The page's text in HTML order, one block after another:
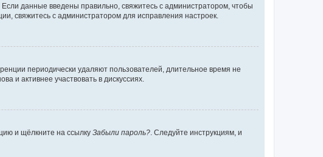
данные введены правильно, свяжитесь с администратором, чтобы
свяжитесь с администратором для исправления настроек.
периодически удаляют пользователей, длительное время не
и активнее участвовать в дискуссиях.
и щёлкните на ссылку Забыли пароль? . Следуйте инструкциям, и